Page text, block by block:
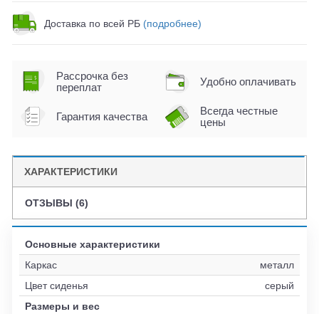
Доставка по всей РБ (подробнее)
Рассрочка без
переплат
Удобно оплачивать
Гарантия качества
Всегда честные
цены
ХАРАКТЕРИСТИКИ
ОТЗЫВЫ (6)
Основные характеристики
Каркас
металл
Цвет сиденья
серый
Размеры и вес